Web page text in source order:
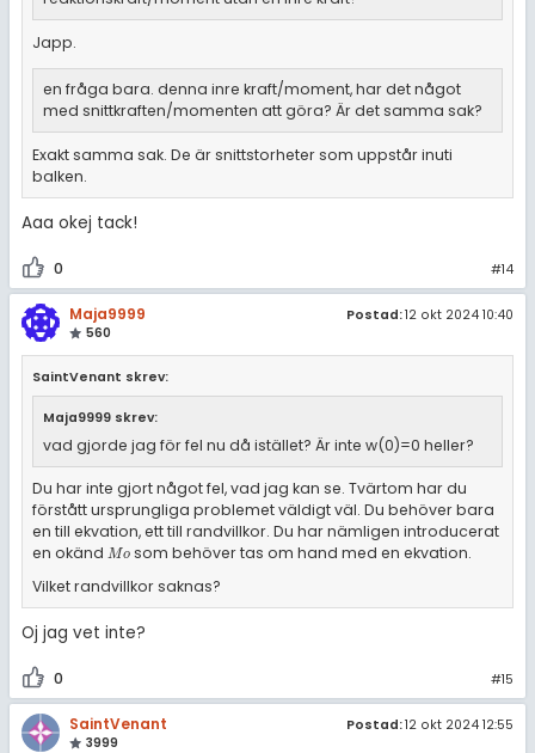
Japp.
en fråga bara. denna inre kraft/moment, har det något
med snittkraften/momenten att göra? Är det samma sak?
Exakt samma sak. De är snittstorheter som uppstår inuti
balken.
Aaa okej tack!
0 #14
Maja9999
560
Postad:12 okt 2024 10:40
SaintVenant skrev:
Maja9999 skrev:
vad gjorde jag för fel nu då istället? Är inte w(0)=0 heller?
Du har inte gjort något fel, vad jag kan se. Tvärtom har du
förstått ursprungliga problemet väldigt väl. Du behöver bara
en till ekvation, ett till randvillkor. Du har nämligen introducerat
en okänd Mo
Mosom behöver tas om hand med en ekvation.
Vilket randvillkor saknas?
Oj jag vet inte?
0 #15
SaintVenant
3999
Postad:12 okt 2024 12:55